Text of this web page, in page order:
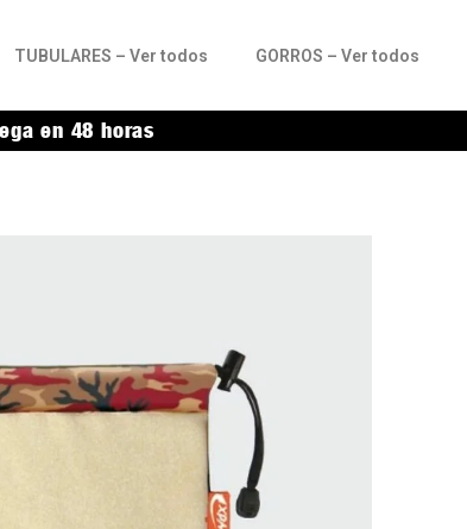
TUBULARES – Ver todos GORROS – Ver todos
en 48 horas